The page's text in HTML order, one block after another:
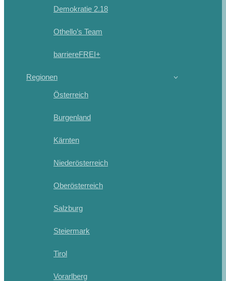
Demokratie 2.18
Othello’s Team
barriereFREI+
Regionen
Österreich
Burgenland
Kärnten
Niederösterreich
Oberösterreich
Salzburg
Steiermark
Tirol
Vorarlberg